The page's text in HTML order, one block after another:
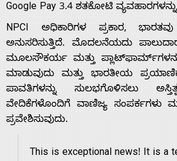
About
Us
Advertise
With
Google Pay 3.4 ಶತಕೋಟಿ
NPCI ಅಧಿಕಾರಿಗಳ ಪ್ರಕಾರ, ಭಾರತವು
ಅನುಸರಿಸುತ್ತಿದೆ. ಮೊದಲನೆಯದು
ಮೂಲಸೌಕರ್ಯ ಮತ್ತು
ಮಾಡುವುದು ಮತ್ತು ಭಾರತೀಯ
ಪಾವತಿಗಳನ್ನು ಸುಲಭಗೊಳಿಸಲು
ವೇದಿಕೆಗಳೊಂದಿಗೆ ವಾಣಿಜ್ಯ ಸಂಪರ್ಕಗಳು
ಪ್ರವೇಶಿಸುವುದು.
This is exceptional news! It is a